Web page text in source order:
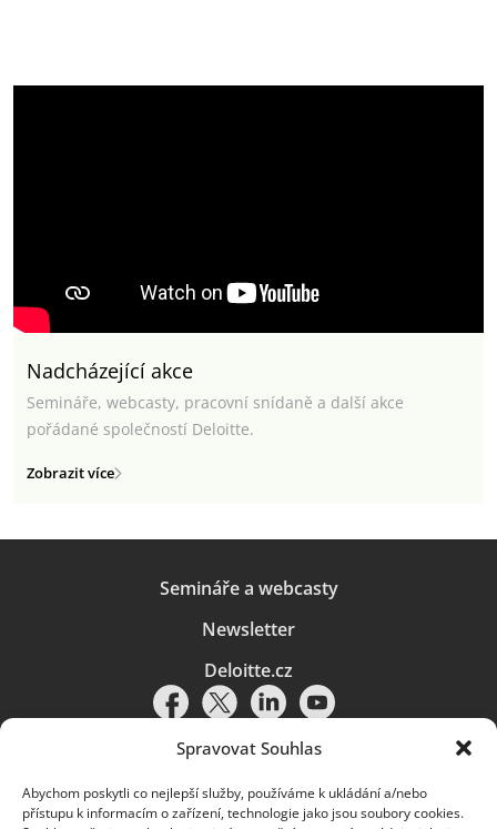
Spravovat Souhlas
Abychom poskytli co nejlepší služby, používáme k ukládání a/nebo
přístupu k informacím o zařízení, technologie jako jsou soubory cookies.
Nadcházející akce
Semináře, webcasty, pracovní snídaně a další akce
pořádané společností Deloitte.
Zobrazit více
Semináře a webcasty
Newsletter
Deloitte.cz
Pravidla používání|Ochrana osobních údajů|Soubory cookies |